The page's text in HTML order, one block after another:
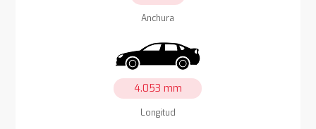
Anchura
4.053 mm
Longitud